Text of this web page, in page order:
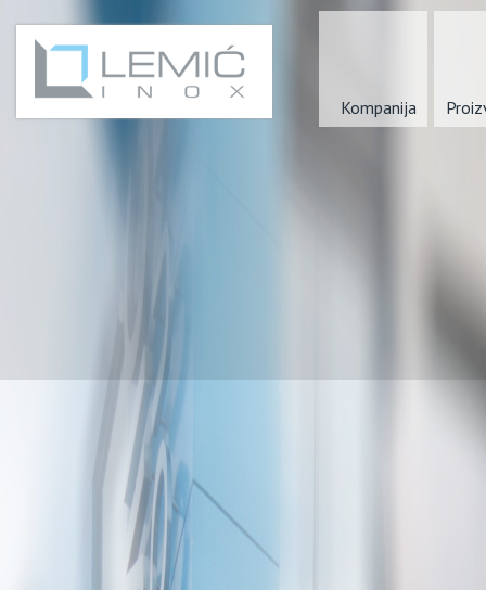
Kompanija